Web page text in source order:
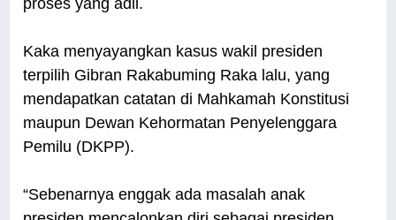
proses yang adil.
Kaka menyayangkan kasus wakil presiden
terpilih Gibran Rakabuming Raka lalu, yang
mendapatkan catatan di Mahkamah Konstitusi
maupun Dewan Kehormatan Penyelenggara
Pemilu (DKPP).
“Sebenarnya enggak ada masalah anak